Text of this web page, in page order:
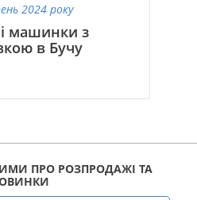
2024 року
машинки з
в Бучу
ПРО РОЗПРОДАЖІ ТА